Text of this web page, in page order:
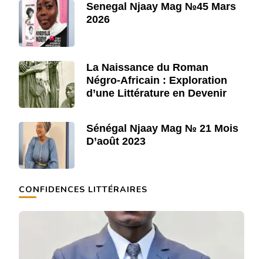
Senegal Njaay Mag №45 Mars
2026
La Naissance du Roman
Négro-Africain : Exploration
d’une Littérature en Devenir
Sénégal Njaay Mag № 21 Mois
D’août 2023
CONFIDENCES LITTÉRAIRES